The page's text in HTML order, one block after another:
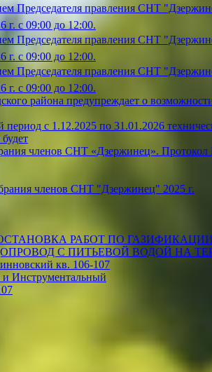
Председателя правления СНТ
г. с 09:00 до 12:00.
Председателя правления СНТ
с 09:00 до 12:00.
Председателя правления СНТ
с 09:00 до 12:00.
района предупреждает о
с 1.12.2025 по 31.01.2026
членов СНТ «Дзержинец». Протокол
членов СНТ "Дзержинец" 2025 г.
РАБОТ ПО
С ПИТЬЕВОЙ ВОДОЙ НА
кв. 106-107
Инструментальный